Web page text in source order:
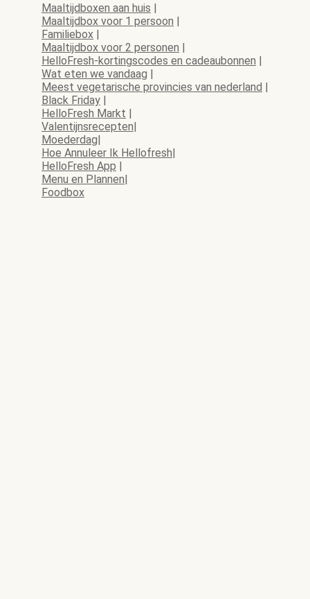
Maaltijdboxen aan huis |
Maaltijdbox voor 1 persoon |
Familiebox |
Maaltijdbox voor 2 personen |
HelloFresh-kortingscodes en cadeaubonnen |
Wat eten we vandaag |
Meest vegetarische provincies van nederland |
Black Friday |
HelloFresh Markt |
Valentijnsrecepten|
Moederdag|
Hoe Annuleer Ik Hellofresh|
HelloFresh App |
Menu en Plannen|
Foodbox